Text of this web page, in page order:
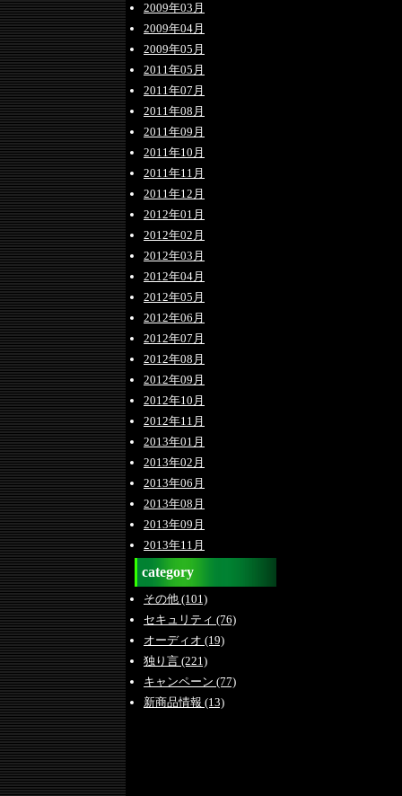
2009年03月
2009年04月
2009年05月
2011年05月
2011年07月
2011年08月
2011年09月
2011年10月
2011年11月
2011年12月
2012年01月
2012年02月
2012年03月
2012年04月
2012年05月
2012年06月
2012年07月
2012年08月
2012年09月
2012年10月
2012年11月
2013年01月
2013年02月
2013年06月
2013年08月
2013年09月
2013年11月
category
その他 (101)
セキュリティ (76)
オーディオ (19)
独り言 (221)
キャンペーン (77)
新商品情報 (13)